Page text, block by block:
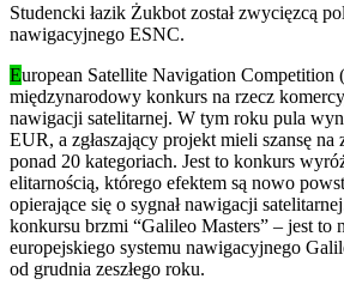
Studencki łazik Żukbot został zwycięzcą
nawigacyjnego ESNC.
European Satellite Navigation
międzynarodowy konkurs na rzecz
nawigacji satelitarnej. W tym roku pula
EUR, a zgłaszający projekt mieli szansę
ponad 20 kategoriach. Jest to konkurs
elitarnością, którego efektem są nowo
opierające się o sygnał nawigacji
konkursu brzmi “Galileo Masters” – jest to
europejskiego systemu nawigacyjnego
od grudnia zeszłego roku.